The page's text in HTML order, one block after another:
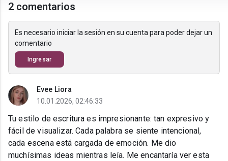
2 comentarios
Es necesario iniciar la sesión en su cuenta para poder dejar un
comentario
Ingresar
Evee Liora
10.01.2026, 02:46:33
Tu estilo de escritura es impresionante: tan expresivo y
fácil de visualizar. Cada palabra se siente intencional,
cada escena está cargada de emoción. Me dio
muchísimas ideas mientras leía. Me encantaría ver esta